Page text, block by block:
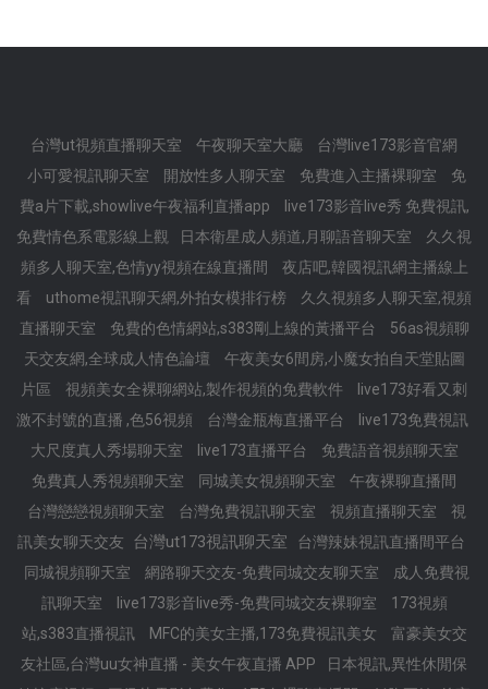
台灣ut視頻直播聊天室 午夜聊天室大廳
台灣live173影音官網
小可愛視訊聊天室
開放性多人聊天室 免費進入主播裸聊室
免
費a片下載,showlive午夜福利直播app
live173影音live秀 免費視訊,
免費情色系電影線上觀
日本衛星成人頻道,月聊語音聊天室
久久視
頻多人聊天室,色情yy視頻在線直播間
夜店吧,韓國視訊網主播線上
看
uthome視訊聊天網,外拍女模排行榜
久久視頻多人聊天室,視頻
直播聊天室
免費的色情網站,s383剛上線的黃播平台
56as視頻聊
天交友網,全球成人情色論壇
午夜美女6間房,小魔女拍自天堂貼圖
片區
視頻美女全裸聊網站,製作視頻的免費軟件
live173好看又刺
激不封號的直播 ,色56視頻
台灣金瓶梅直播平台
live173免費視訊
大尺度真人秀場聊天室
live173直播平台
免費語音視頻聊天室
免費真人秀視頻聊天室
同城美女視頻聊天室
午夜裸聊直播間
台灣戀戀視頻聊天室
台灣免費視訊聊天室 視頻直播聊天室
視
訊美女聊天交友
台灣ut173視訊聊天室
台灣辣妹視訊直播間平台
同城視頻聊天室
網路聊天交友-免費同城交友聊天室
成人免費視
訊聊天室
live173影音live秀-免費同城交友裸聊室
173視頻
站,s383直播視訊
MFC的美女主播,173免費視訊美女
富豪美女交
友社區,台灣uu女神直播 - 美女午夜直播 APP
日本視訊,異性休閒保